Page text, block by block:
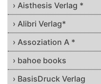
› Aisthesis Verlag *
› Alibri Verlag*
› Assoziation A *
› bahoe books
› BasisDruck Verlag